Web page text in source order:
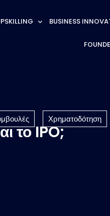
BUSINESS
Χρηματοδότηση
το IPO;